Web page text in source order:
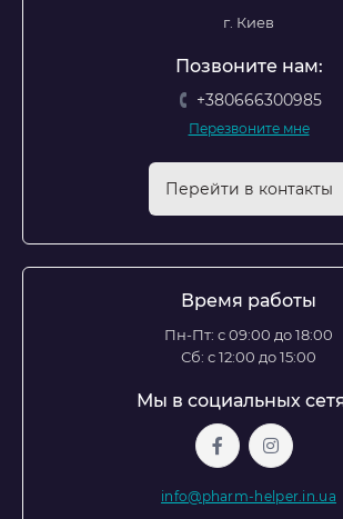
г. Киев
Позвоните нам:
+380666300985
Перезвоните мне
Перейти в контакты
Время работы
Пн-Пт: с 09:00 до 18:00
Сб: с 12:00 до 15:00
Мы в социальных
info@pharm-helper.in.ua